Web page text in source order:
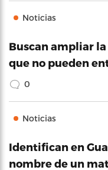
Noticias
Buscan ampliar
que no pueden
0
Noticias
Identifican en
nombre de un